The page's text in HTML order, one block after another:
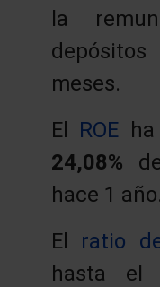
la
meses.
El ROE
24,08%
hace 1 año.
El ratio
hasta el